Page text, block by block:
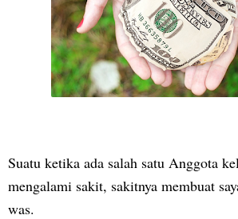
Suatu ketika ada salah satu Anggota
mengalami sakit, sakitnya membuat
was.